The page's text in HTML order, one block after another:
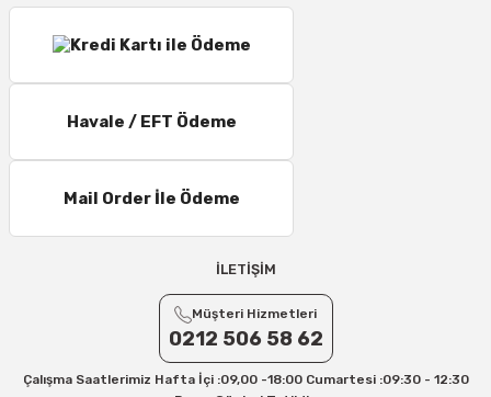
Havale / EFT Ödeme
Mail Order İle Ödeme
İLETİŞİM
Müşteri Hizmetleri
0212 506 58 62
Çalışma Saatlerimiz Hafta İçi :09,00 -18:00 Cumartesi :09:30 - 12:30